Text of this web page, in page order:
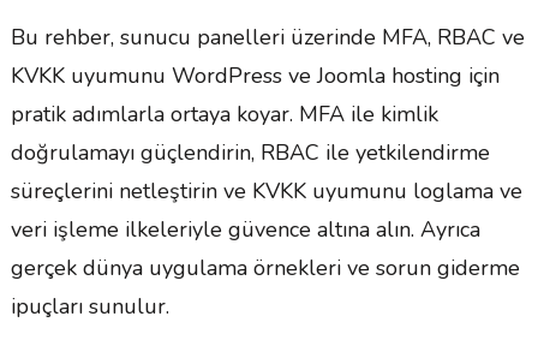
Bu rehber, sunucu panelleri üzerinde MFA, RBAC ve
KVKK uyumunu WordPress ve Joomla hosting için
pratik adımlarla ortaya koyar. MFA ile kimlik
doğrulamayı güçlendirin, RBAC ile yetkilendirme
süreçlerini netleştirin ve KVKK uyumunu loglama ve
veri işleme ilkeleriyle güvence altına alın. Ayrıca
gerçek dünya uygulama örnekleri ve sorun giderme
ipuçları sunulur.